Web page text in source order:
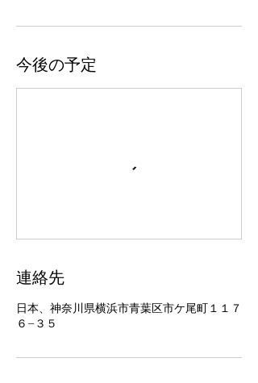
今後の予定
連絡先
日本、神奈川県横浜市青葉区市ケ尾町１１７
６−３５